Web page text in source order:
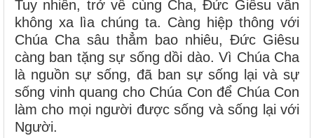
Tuy nhiên, trở về cùng Cha, Đức Giêsu vẫn
không xa lìa chúng ta. Càng hiệp thông với
Chúa Cha sâu thẳm bao nhiêu, Đức Giêsu
càng ban tặng sự sống dồi dào. Vì Chúa Cha
là nguồn sự sống, đã ban sự sống lại và sự
sống vinh quang cho Chúa Con để Chúa Con
làm cho mọi người được sống và sống lại với
Người.